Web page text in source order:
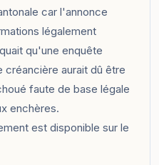
car l'annonce
légalement
qu'une enquête
créancière aurait dû être
faute de base légale
enchères.
est disponible sur le